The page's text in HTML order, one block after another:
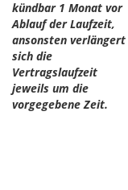
kündbar 1 Monat vor
Ablauf der Laufzeit,
ansonsten verlängert
sich die
Vertragslaufzeit
jeweils um die
vorgegebene Zeit.